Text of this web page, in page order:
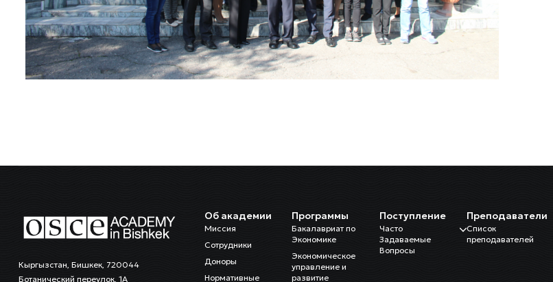
Кыргызстан, Бишкек, 720044
Ботанический переулок, 1А
Об академии
Миссия
Сотрудники
Доноры
Нормативные
Программы
Бакалавриат по
Экономике
Экономическое
управление и
развитие
Поступление
Часто
Задаваемые
Вопросы
Преподаватели
Список
преподавателей